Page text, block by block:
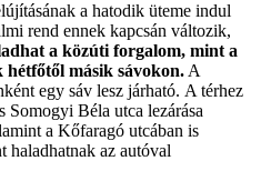
a hatodik üteme indul
rend ennek kapcsán változik,
a közúti forgalom, mint a
hétfőtől másik sávokon. A
egy sáv lesz járható. A térhez
Somogyi Béla utca lezárása
a Kőfaragó utcában is
haladhatnak az autóval